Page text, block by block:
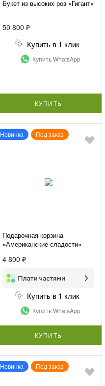
Букет из высоких роз «Гигант»
50 800 ₽
Купить в 1 клик
Купить WhatsApp
КУПИТЬ
Новинка Под заказ
Подарочная корзина
«Американские сладости»
4 800 ₽
Купить в 1 клик
Купить WhatsApp
КУПИТЬ
Новинка Под заказ